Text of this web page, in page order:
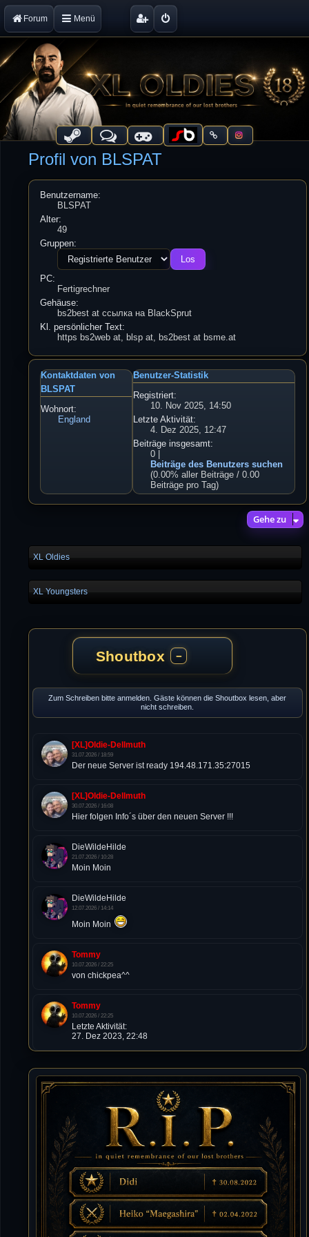
Forum Menü
Profil von BLSPAT
Benutzername:
BLSPAT
Alter:
49
Gruppen:
PC:
Fertigrechner
Gehäuse:
bs2best at ссылка на BlackSprut
Kl. persönlicher Text:
https bs2web at, blsp at, bs2best at bsme.at
Kontaktdaten von
BLSPAT
Wohnort:
England
Benutzer-Statistik
Registriert:
10. Nov 2025, 14:50
Letzte Aktivität:
4. Dez 2025, 12:47
Beiträge insgesamt:
0 |
Beiträge des Benutzers suchen
(0.00% aller Beiträge / 0.00
Beiträge pro Tag)
Gehe zu
XL Oldies
XL Youngsters
Shoutbox −
Zum Schreiben bitte anmelden. Gäste können die Shoutbox lesen, aber
nicht schreiben.
[XL]Oldie-Dellmuth
31.07.2026 / 18:59
Der neue Server ist ready 194.48.171.35:27015
[XL]Oldie-Dellmuth
30.07.2026 / 16:08
Hier folgen Info´s über den neuen Server !!!
DieWildeHilde
21.07.2026 / 10:28
Moin Moin
DieWildeHilde
12.07.2026 / 14:14
Moin Moin
Tommy
10.07.2026 / 22:25
von chickpea^^
Tommy
10.07.2026 / 22:25
Letzte Aktivität:
27. Dez 2023, 22:48
DieWildeHilde
10.07.2026 / 12:48
Happy Birthday Chickpea
DieWildeHilde
10.07.2026 / 10:08
Hallo meine Lieben!
Isimiyaki
10.07.2026 / 00:34
Alles gute chickpea